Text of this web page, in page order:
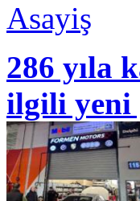
Asayiş
286 yıla
ilgili yeni